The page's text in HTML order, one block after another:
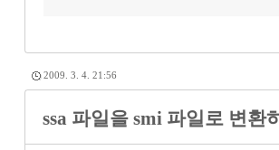
2009. 3. 4. 21:56
ssa 파일을 smi 파일로 변환